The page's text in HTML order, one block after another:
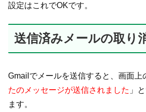
設定はこれでOKです。
送信済みメールの取り
Gmailでメールを送信すると、画面上
たのメッセージが送信されました 」
ます。